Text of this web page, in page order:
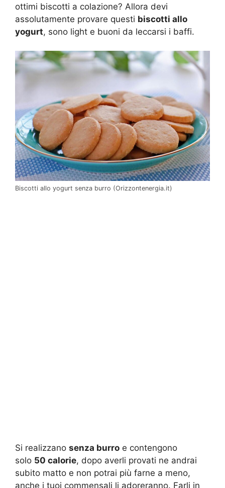
ottimi biscotti a colazione? Allora devi
assolutamente provare questi biscotti allo
yogurt, sono light e buoni da leccarsi i baffi.
Biscotti allo yogurt senza burro (Orizzontenergia.it)
Si realizzano senza burro e contengono
solo 50 calorie, dopo averli provati ne andrai
subito matto e non potrai più farne a meno,
anche i tuoi commensali li adoreranno. Farli in